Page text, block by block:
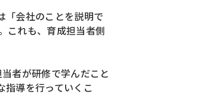
「会社のことを説明で
これも、育成担当者側
者が研修で学んだこと
導を行っていくこ